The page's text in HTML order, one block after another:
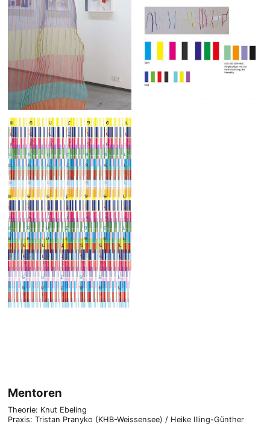
Mentoren
Theorie: Knut Ebeling
Praxis: Tristan Pranyko (KHB-Weissensee) / Heike Illing-Günther